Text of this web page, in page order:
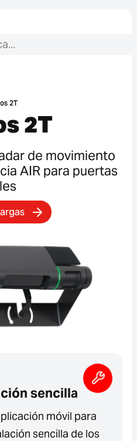
2T
2T
de movimiento
AIR para puertas
sencilla
móvil para
sencilla de los